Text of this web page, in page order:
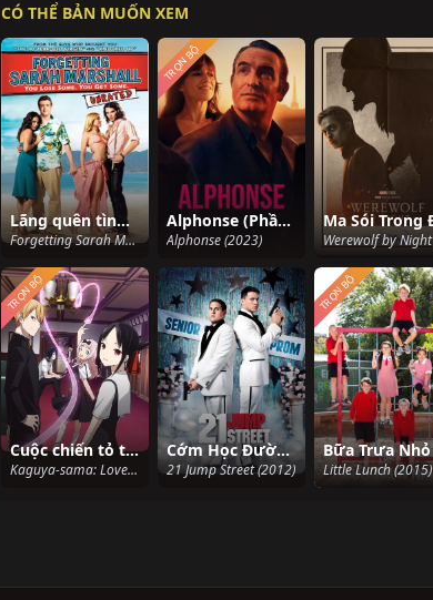
CÓ THỂ BẢN MUỐN XEM
Lãng quên tình cũ
Forgetting Sarah Marshall (2008)
Alphonse (Phần 1)
Alphonse (2023)
TRỌN BỘ
Cuộc chiến tỏ tình
Kaguya-sama: Love Is War (2019)
TRỌN BỘ
Cớm Học Đường
21 Jump Street (2012)
Bữa Trưa Nhỏ
Little Lunch (2015)
TRỌN BỘ